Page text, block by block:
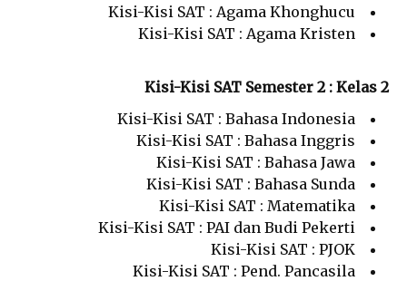
Kisi-Kisi SAT : Agama Khonghucu
Kisi-Kisi SAT : Agama Kristen
Kisi-Kisi SAT Semester 2 : Kelas 2
Kisi-Kisi SAT : Bahasa Indonesia
Kisi-Kisi SAT : Bahasa Inggris
Kisi-Kisi SAT : Bahasa Jawa
Kisi-Kisi SAT : Bahasa Sunda
Kisi-Kisi SAT : Matematika
Kisi-Kisi SAT : PAI dan Budi Pekerti
Kisi-Kisi SAT : PJOK
Kisi-Kisi SAT : Pend. Pancasila